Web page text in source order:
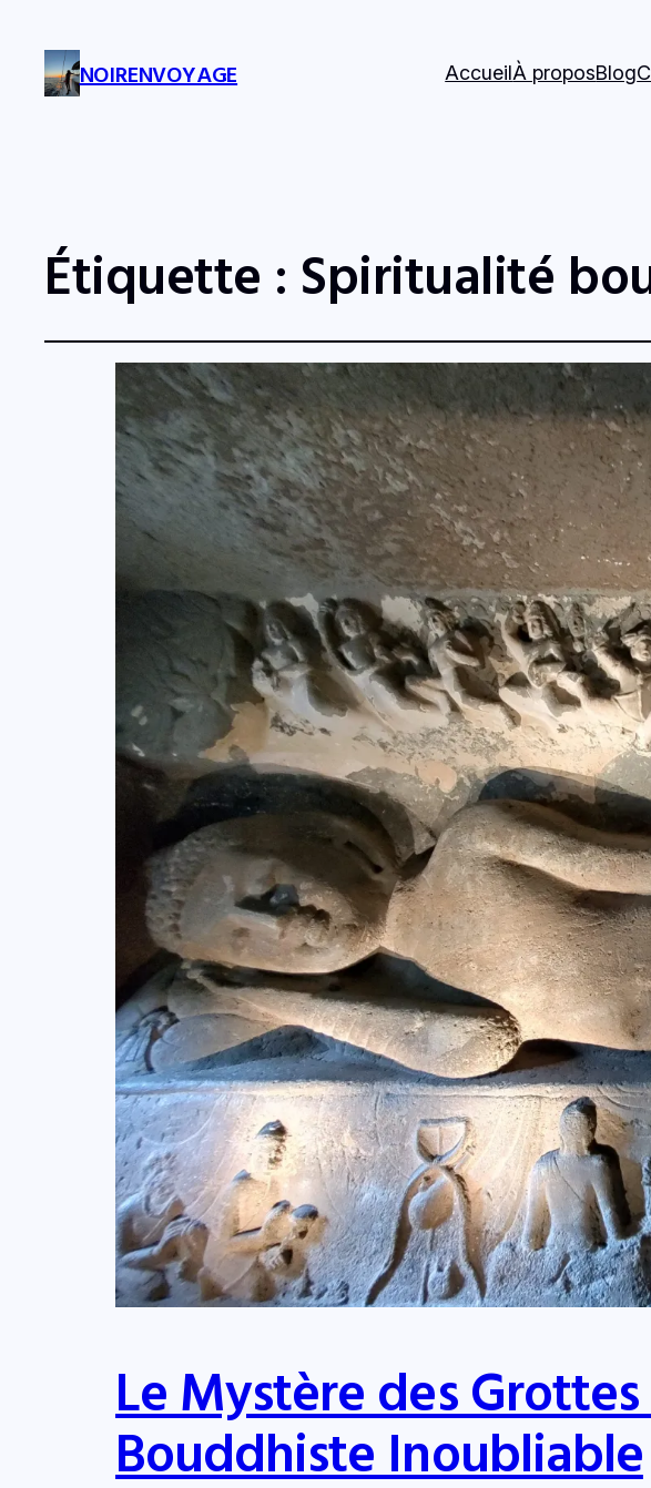
NOIRENVOYAGE AccueilÀ proposBlog
Étiquette : Spiritualité
Le Mystère des
Bouddhiste Inoubliable